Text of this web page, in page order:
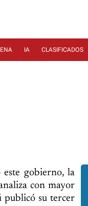
IA CLASIFICADOS
este gobierno, la
con mayor
publicó su tercer